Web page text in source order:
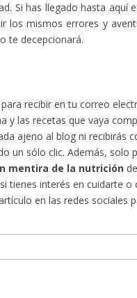
Si has llegado hasta aquí
los mismos errores y
te decepcionará.
recibir en tu correo
y las recetas que vaya
ajeno al blog ni recibirás
un sólo clic. Además, solo
mentira de la nutrición
tienes interés en cuidarte o
en las redes sociales